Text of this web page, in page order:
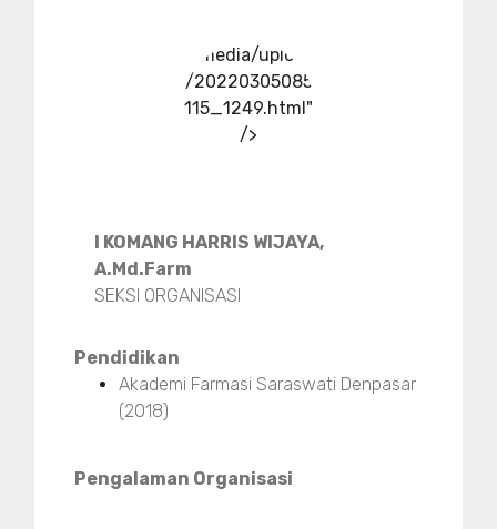
../media/upload
/20220305085
115_1249.html"
/>
I KOMANG HARRIS WIJAYA,
A.Md.Farm
SEKSI ORGANISASI
Pendidikan
Akademi Farmasi Saraswati Denpasar
(2018)
Pengalaman Organisasi